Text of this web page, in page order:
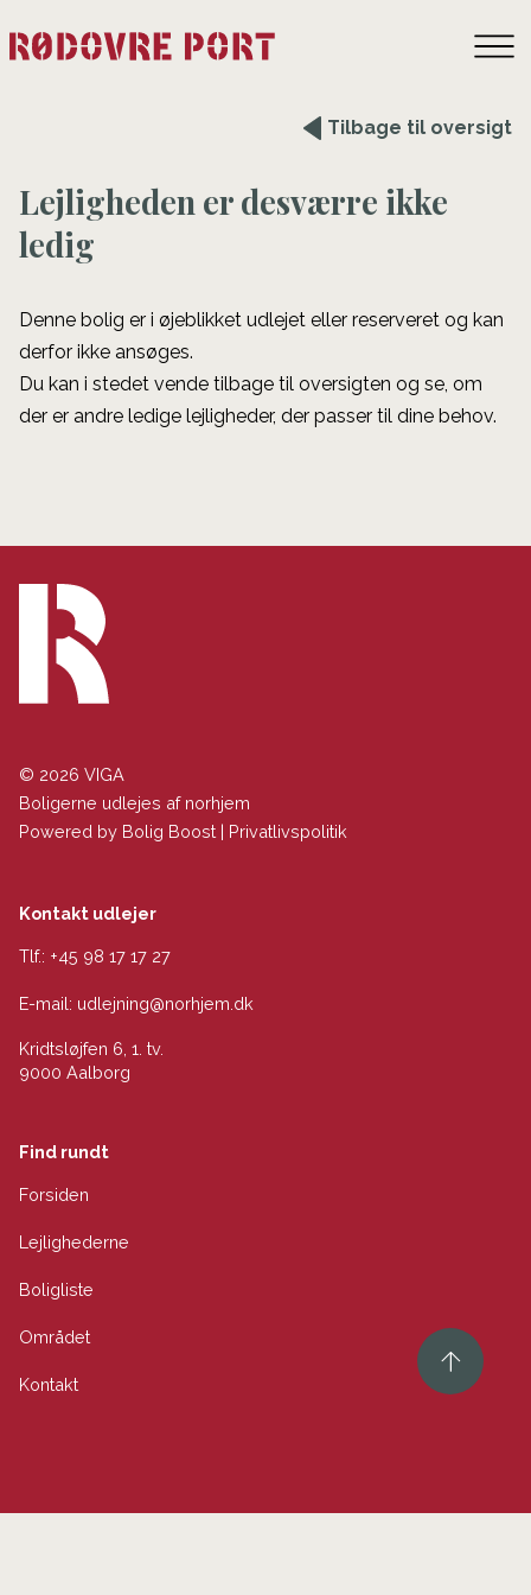
Tilbage til oversigt
Lejligheden er desværre ikke
ledig
Denne bolig er i øjeblikket udlejet eller reserveret og kan
derfor ikke ansøges.
Du kan i stedet vende tilbage til oversigten og se, om
der er andre ledige lejligheder, der passer til dine behov.
© 2026 VIGA
Boligerne udlejes af norhjem
Powered by Bolig Boost | Privatlivspolitik
Kontakt udlejer
Tlf.: +45 98 17 17 27
E-mail: udlejning@norhjem.dk
Kridtsløjfen 6, 1. tv.
9000 Aalborg
Find rundt
Forsiden
Lejlighederne
Boligliste
Området
Kontakt